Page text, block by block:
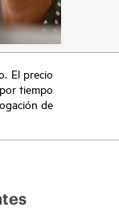
El precio
tiempo
de